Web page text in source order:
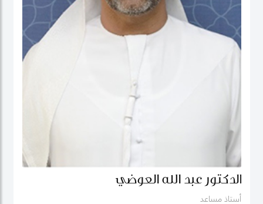
الدكتور عبد الله العوضي
أستاذ مساعد